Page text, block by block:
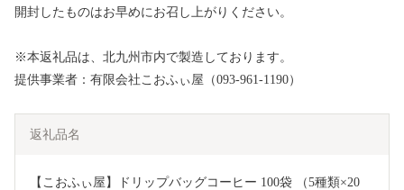
開封したものはお早めにお召し上がりください。
※本返礼品は、北九州市内で製造しております。
提供事業者：有限会社こおふぃ屋（093-961-1190）
返礼品名
【こおふぃ屋】ドリップバッグコーヒー 100袋 （5種類×20